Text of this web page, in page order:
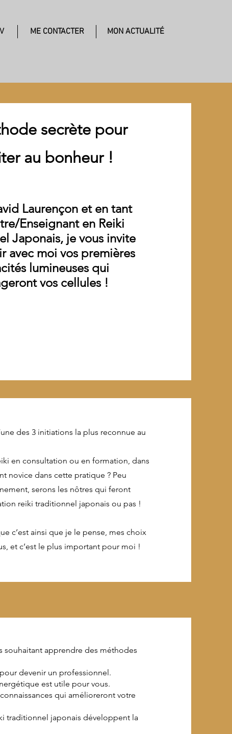
ME CONTACTER MON ACTUALITÉ
secrète pour
au bonheur !
Laurençon et en tant
Enseignant en Reiki
Japonais, je vous invite
avec moi vos premières
l umineusesqui
eront vos cellules !
des 3 initiations la plus reconnue au
en consultation ou en formation, dans
novice dans cette pratique ? Peu
serons les nôtres qui feront
reiki traditionnel japonais ou pas !
c’est ainsi que je le pense, mes choix
et c’est le plus important pour moi !
souhaitant apprendre des méthodes
devenir un professionnel.
est utile pour vous.
qui amélioreront votre
traditionnel japonais développent la